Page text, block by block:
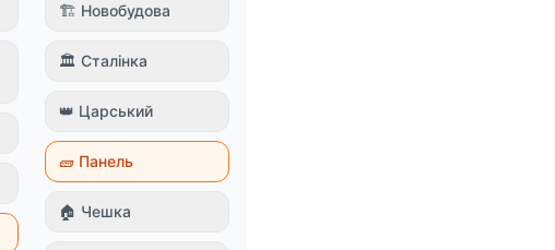
🏗 Новобудова
🏛 Сталінка
👑 Царський
🧱 Панель
🏠 Чешка